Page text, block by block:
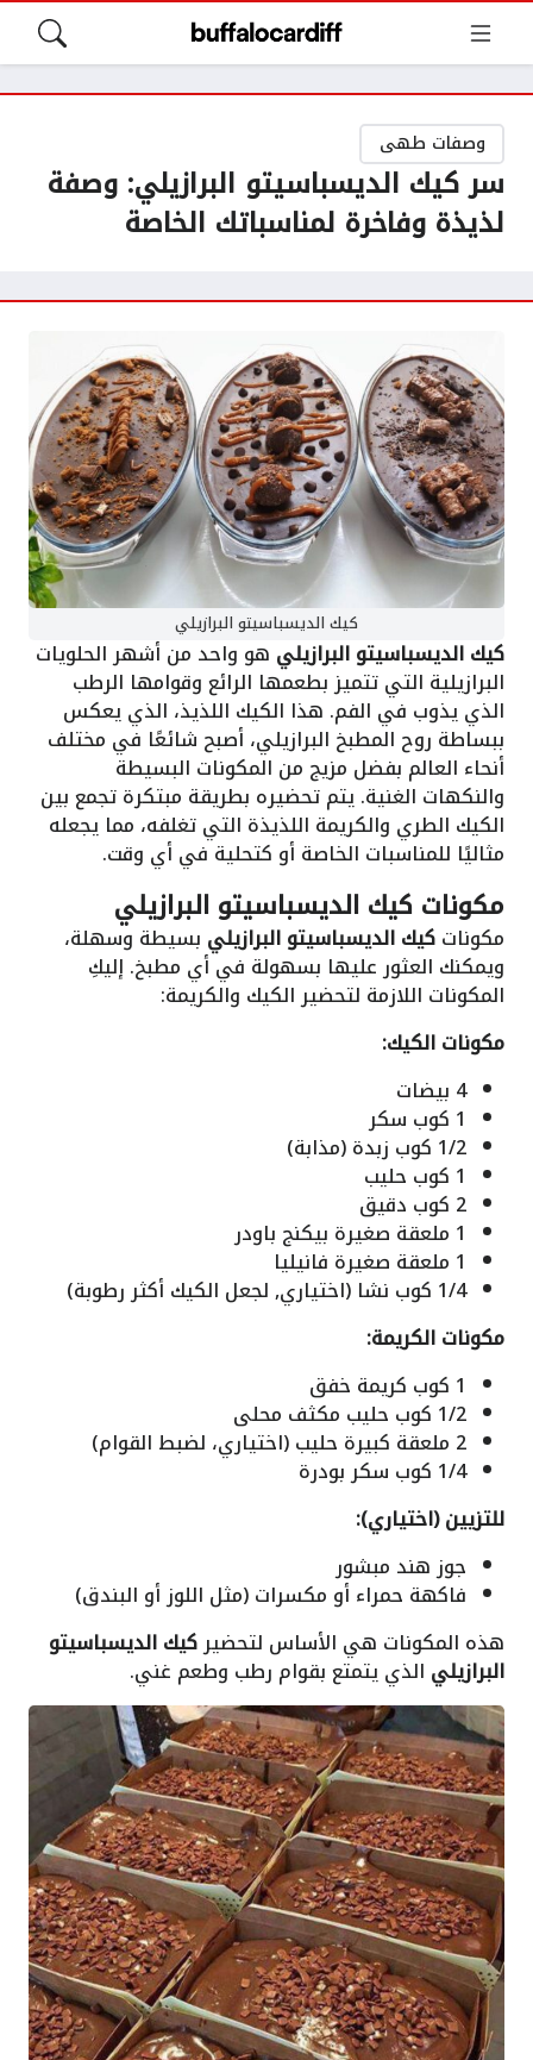
وصفات طهى
سر كيك الديسباسيتو البرازيلي: وصفة
لذيذة وفاخرة لمناسباتك الخاصة
كيك الديسباسيتو البرازيلي
كيك الديسباسيتو البرازيلي هو واحد من أشهر الحلويات
البرازيلية التي تتميز بطعمها الرائع وقوامها الرطب
الذي يذوب في الفم. هذا الكيك اللذيذ، الذي يعكس
ببساطة روح المطبخ البرازيلي، أصبح شائعًا في مختلف
أنحاء العالم بفضل مزيج من المكونات البسيطة
والنكهات الغنية. يتم تحضيره بطريقة مبتكرة تجمع بين
الكيك الطري والكريمة اللذيذة التي تغلفه، مما يجعله
مثاليًا للمناسبات الخاصة أو كتحلية في أي وقت.
مكونات كيك الديسباسيتو البرازيلي
مكوناتكيك الديسباسيتو البرازيلي بسيطة وسهلة،
ويمكنك العثور عليها بسهولة في أي مطبخ. إليكِ
المكونات اللازمة لتحضير الكيك والكريمة:
مكونات الكيك:
4 بيضات
1 كوب سكر
1/2 كوب زبدة (مذابة)
1 كوب حليب
2 كوب دقيق
1 ملعقة صغيرة بيكنج باودر
1 ملعقة صغيرة فانيليا
1/4 كوب نشا (اختياري, لجعل الكيك أكثر رطوبة)
مكونات الكريمة:
1 كوب كريمة خفق
1/2 كوب حليب مكثف محلى
2 ملعقة كبيرة حليب (اختياري، لضبط القوام)
1/4 كوب سكر بودرة
للتزيين (اختياري):
جوز هند مبشور
فاكهة حمراء أو مكسرات (مثل اللوز أو البندق)
هذه المكونات هي الأساس لتحضيركيك الديسباسيتو
البرازيلي الذي يتمتع بقوام رطب وطعم غني.